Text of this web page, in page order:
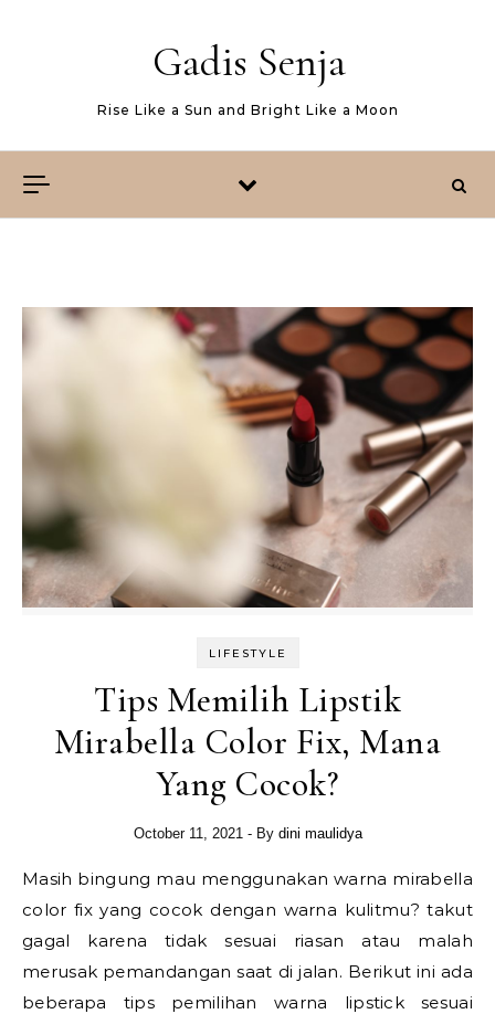
Gadis Senja
Rise Like a Sun and Bright Like a Moon
LIFESTYLE
Tips Memilih Lipstik
Mirabella Color Fix, Mana
Yang Cocok?
October 11, 2021 - By dini maulidya
Masih bingung mau menggunakan warna mirabella
color fix yang cocok dengan warna kulitmu? takut
gagal karena tidak sesuai riasan atau malah
merusak pemandangan saat di jalan. Berikut ini ada
beberapa tips pemilihan warna lipstick sesuai